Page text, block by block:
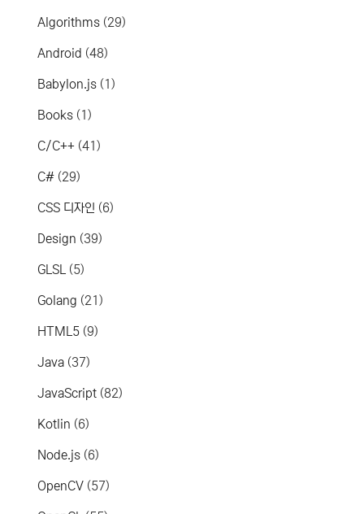
Algorithms (29)
Android (48)
Babylon.js (1)
Books (1)
C/C++ (41)
C# (29)
CSS 디자인 (6)
Design (39)
GLSL (5)
Golang (21)
HTML5 (9)
Java (37)
JavaScript (82)
Kotlin (6)
Node.js (6)
OpenCV (57)